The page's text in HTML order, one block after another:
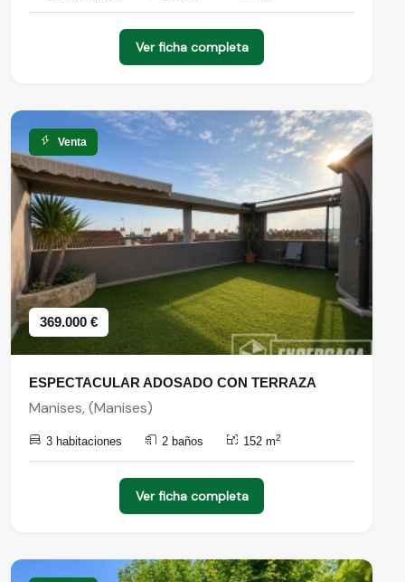
Ver ficha completa
Venta
369.000 €
ESPECTACULAR ADOSADO CON TERRAZA
Manises, (Manises)
3 habitaciones 2 baños 152 m2
Ver ficha completa